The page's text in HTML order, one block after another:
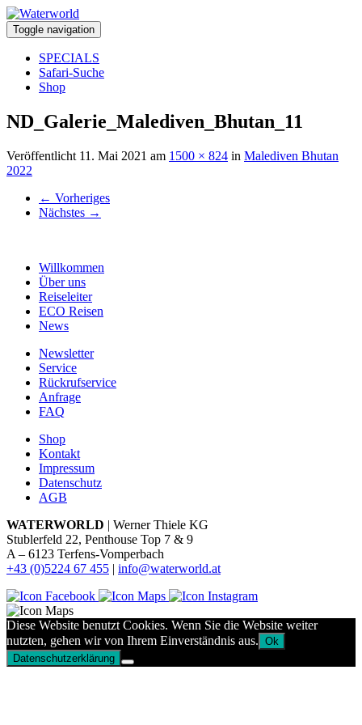
Toggle navigation
SPECIALS
Safari-Suche
Shop
ND_Galerie_Malediven_Bhutan_11
Veröffentlicht 11. Mai 2021 am 1500 × 824 in Malediven Bhutan
2022
← Vorheriges
Nächstes →
Willkommen
Über uns
Reiseleiter
ECO Reisen
News
Newsletter
Service
Rückrufservice
Anfrage
FAQ
Shop
Kontakt
Impressum
Datenschutz
AGB
WATERWORLD | Werner Thiele KG
Stublerfeld 22, Penthouse Top 7 & 9
A – 6123 Terfens-Vomperbach
+43 (0)5224 67 455 | info@waterworld.at
Diese Website benutzt Cookies. Wenn Sie die Website weiter
nutzten, gehen wir von Ihrem Einverständnis aus. Ok
Datenschutzerklärung